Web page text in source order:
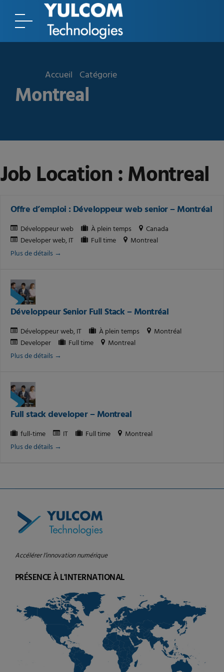
Accueil Catégorie
Montreal
Job Location :Montreal
Offre d’emploi : Développeur web senior – Montréal
Développeur web À plein temps
Canada
Developer web IT Full time
Montreal
Plus de détails
Développeur Senior Full Stack – Montréal
Développeur web IT À plein temps
Montréal
Developer
Full time
Montreal
Plus de détails
Full stack developer – Montreal
full-time IT Full time
Montreal
Plus de détails
Accélérer l’innovation numérique
PRÉSENCE À L'INTERNATIONAL